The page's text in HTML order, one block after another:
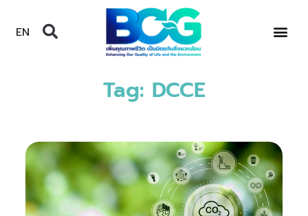
EN
Tag: DCCE